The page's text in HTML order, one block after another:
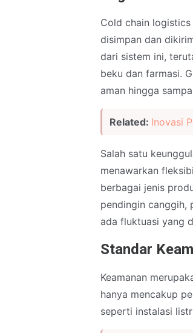
Cold chain
disimpan dan
dari sistem ini,
beku dan farmasi.
aman hingga
Related: Inovasi
Salah satu
menawarkan
berbagai jenis
pendingin canggih,
ada fluktuasi yang
Standar
Keamanan
hanya mencakup
seperti instalasi